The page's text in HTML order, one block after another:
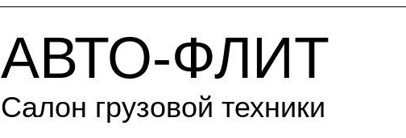
АВТО-ФЛИТ
Салон грузовой техники